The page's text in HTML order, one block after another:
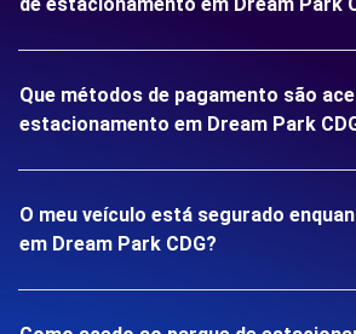
Que métodos de pagamento são
estacionamento em Dream Park
O meu veículo está segurado
em Dream Park CDG?